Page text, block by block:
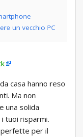
un vecchio PC
casa hanno reso
Ma non
una solida
tuoi risparmi.
per il